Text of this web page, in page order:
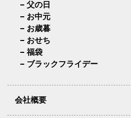
父の日
お中元
お歳暮
おせち
福袋
ブラックフライデー
会社概要